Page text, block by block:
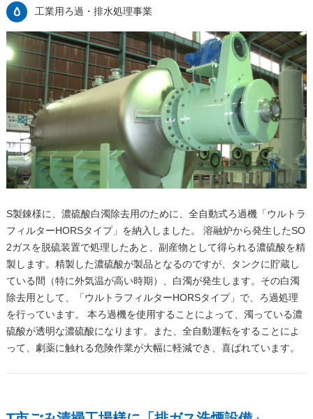
工業用ろ過・排水処理事業
S製錬様に、濃硫酸白濁除去用のために、全自動式ろ過機「ウルトラ
フィルターHORSタイプ」を納入しました。 溶融炉から発生したSO
2ガスを脱硫装置で処理したあと、副産物として得られる濃硫酸を精
製します。精製した濃硫酸が製品となるのですが、タンクに貯蔵し
ている間（特に外気温が高い時期）、白濁が発生します。その白濁
除去用として、「ウルトラフィルターHORSタイプ」で、ろ過処理
を行っています。 本ろ過機を使用することによって、濁っている濃
硫酸が透明な濃硫酸になります。また、全自動運転をすることによ
って、劇薬に触れる危険作業が大幅に軽減でき、喜ばれています。